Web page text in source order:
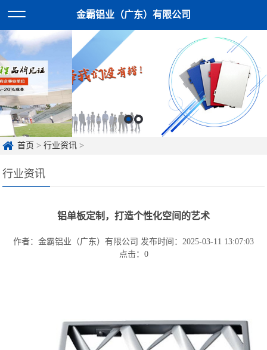
金霸铝业（广东）有限公司
首页 >行业资讯 >
行业资讯
铝单板定制，打造个性化空间的艺术
作者：金霸铝业（广东）有限公司 发布时间：2025-03-11 13:07:03
点击： 0